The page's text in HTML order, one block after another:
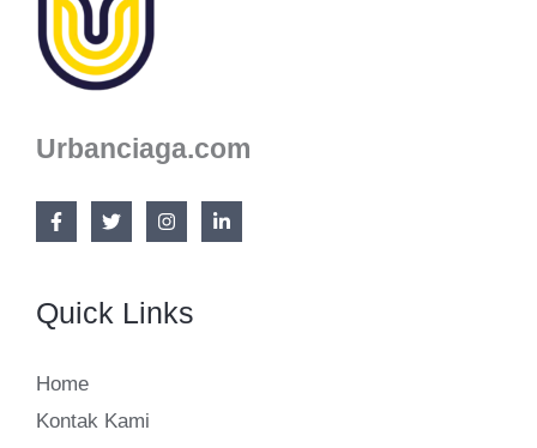
Urbanciaga.com
Quick Links
Home
Kontak Kami